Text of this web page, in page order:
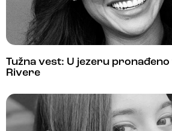
Tužna vest: U jezeru pronađeno
Rivere